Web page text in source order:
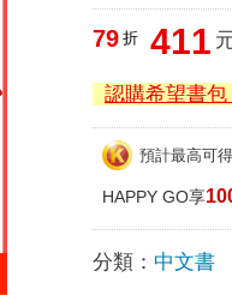
79 折 411
認購希望書包
預計最高可
HAPPY GO享
分類： 中文書